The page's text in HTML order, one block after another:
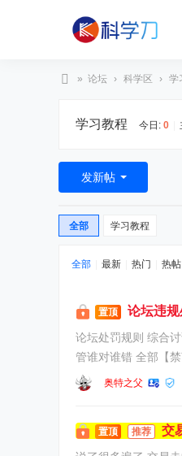
» 论坛 › 科学区 › 学
学习教程 今日: 0
发新帖
全部 学习教程
全部 最新 热门 热帖
置顶 论坛违
论坛处罚规则 综合讨论区 留联系方式 第一次警告 第二次【禁言1个月】 综合讨论区 出售东西 第一次 【禁言1个月】第二次【永久】 (实名自动审核，耐心等待审核通过) 论坛双方撕逼 不
奥特之父
置顶 推荐 交